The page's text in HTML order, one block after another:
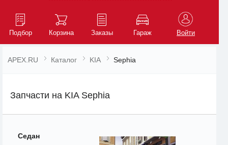
Подбор Корзина Заказы Гараж Войти
APEX.RU Каталог KIA Sephia
Запчасти на KIA Sephia
Седан